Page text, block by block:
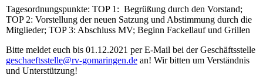
Tagesordnungspunkte: TOP 1: Begrüßung durch den Vorstand;
TOP 2: Vorstellung der neuen Satzung und Abstimmung durch die
Mitglieder; TOP 3: Abschluss MV; Beginn Fackellauf und Grillen
Bitte meldet euch bis 01.12.2021 per E-Mail bei der Geschäftsstelle
geschaeftsstelle@rv-gomaringen.de an! Wir bitten um Verständnis
und Unterstützung!